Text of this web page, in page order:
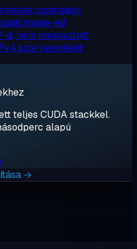
csomagok
image-ed
d, nem megosztott
szerverenként
teljes CUDA stackkel.
alapú
→